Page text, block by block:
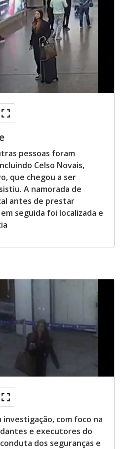
pessoas foram
Celso Novais,
que chegou a ser
A namorada de
antes de prestar
seguida foi localizada e
investigação, com foco na
e executores do
dos seguranças e